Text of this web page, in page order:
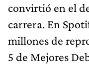
convirtió en el
carrera. En
millones de
5 de Mejores